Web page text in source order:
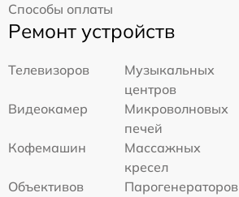
Способы оплаты
Ремонт устройств
Телевизоров
Музыкальных
центров
Видеокамер
Микроволновых
печей
Кофемашин
Массажных
кресел
Объективов
Парогенераторов